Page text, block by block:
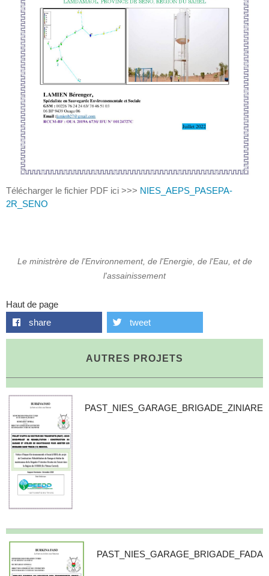
Télécharger le fichier PDF ici >>> NIES_AEPS_PASEPA-
2R_SENO
Le ministrère de l'Environnement, de l'Energie, de l'Eau, et de
l'assainissement
Haut de page
share
tweet
AUTRES PROJETS
PAST_NIES_GARAGE_BRIGADE_ZINIARE
PAST_NIES_GARAGE_BRIGADE_FADA